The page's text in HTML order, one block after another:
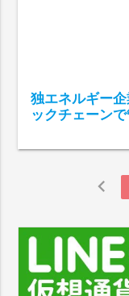
独エネルギー
ックチェーン
chevron_left